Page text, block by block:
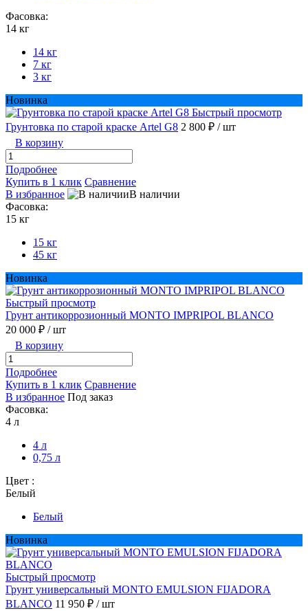
Фасовка:
14 кг
14 кг
7 кг
3 кг
Новинка
Быстрый просмотр
Грунтовка по старой краске Artel G8 2 800 ₽ / шт
В корзину
Подробнее
Купить в 1 клик Сравнение
В избранное
В наличии
Фасовка:
15 кг
15 кг
45 кг
Новинка
Быстрый просмотр
Грунт антикоррозионный MONTO IMPRIPOL BLANCO
20 000 ₽ / шт
В корзину
Подробнее
Купить в 1 клик Сравнение
В избранное Под заказ
Фасовка:
4 л
4 л
0,75 л
Цвет :
Белый
Белый
Новинка
Быстрый просмотр
Грунт универсальный MONTO EMULSION FIJADORA
BLANCO 11 950 ₽ / шт